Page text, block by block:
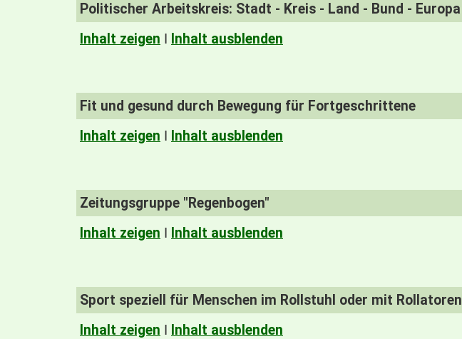
Politischer Arbeitskreis: Stadt - Kreis - Land - Bund - Europa
Inhalt zeigen I Inhalt ausblenden
Fit und gesund durch Bewegung für Fortgeschrittene
Inhalt zeigen I Inhalt ausblenden
Zeitungsgruppe "Regenbogen"
Inhalt zeigen I Inhalt ausblenden
Sport speziell für Menschen im Rollstuhl oder mit Rollatoren
Inhalt zeigen I Inhalt ausblenden